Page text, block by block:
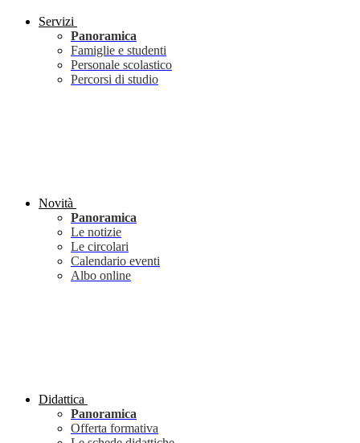
Servizi
Panoramica
Famiglie e studenti
Personale scolastico
Percorsi di studio
Novità
Panoramica
Le notizie
Le circolari
Calendario eventi
Albo online
Didattica
Panoramica
Offerta formativa